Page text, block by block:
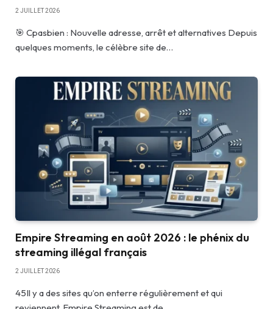
2 JUILLET 2026
🎯 Cpasbien : Nouvelle adresse, arrêt et alternatives Depuis
quelques moments, le célèbre site de…
Empire Streaming en août 2026 : le phénix du
streaming illégal français
2 JUILLET 2026
45Il y a des sites qu’on enterre régulièrement et qui